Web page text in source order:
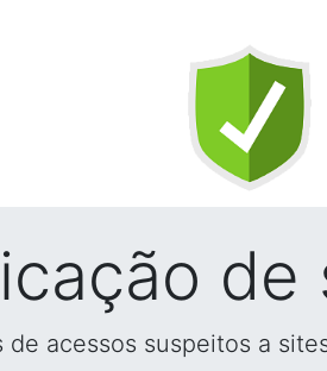
de
acessos suspeitos a